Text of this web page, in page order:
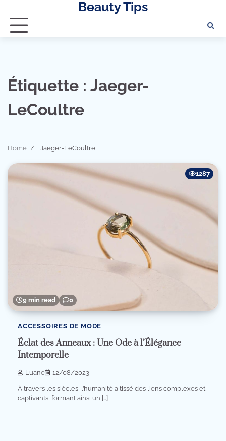
content
Beauty Tips
Étiquette : Jaeger-
LeCoultre
Home Jaeger-LeCoultre
9 min read 0
1287
ACCESSOIRES DE MODE
Éclat des Anneaux : Une Ode à l’Élégance
Intemporelle
Luane 12/08/2023
À travers les siècles, l’humanité a tissé des liens complexes et
captivants, formant ainsi un […]